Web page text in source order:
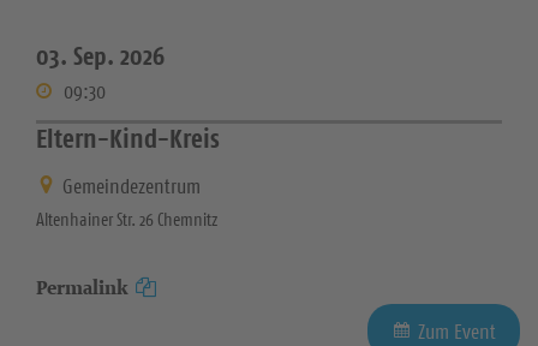
03. Sep. 2026
09:30
Eltern-Kind-Kreis
Gemeindezentrum
Altenhainer Str. 26 Chemnitz
Permalink
Zum Event